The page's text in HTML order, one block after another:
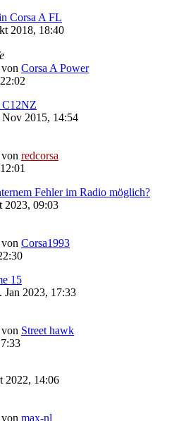
Corsa A FL
2018, 18:40
von Corsa A Power
C12NZ
Nov 2015, 14:54
von redcorsa
Fehler im Radio möglich?
2023, 09:03
von Corsa1993
15
Jan 2023, 17:33
von Street hawk
2022, 14:06
von max-nl